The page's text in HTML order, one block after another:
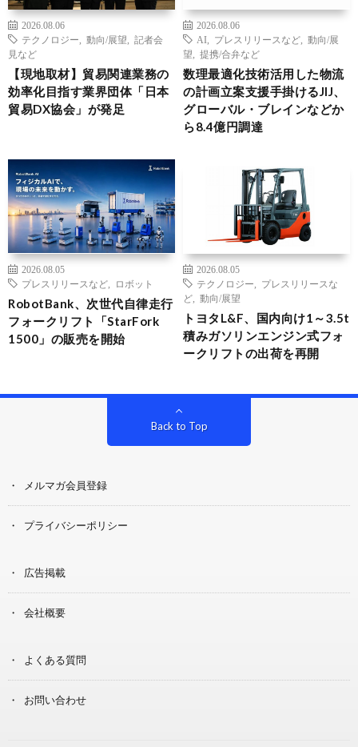
2026.08.06
テクノロジー
動向/展望
記者会
見など
【現地取材】貿易関連業務の
効率化目指す業界団体「日本
貿易DX協会」が発足
2026.08.06
AI
プレスリリースなど
動向/展
望
提携/合弁など
数理最適化技術活用した物流
の計画立案支援手掛けるJIJ、
グローバル・ブレインなどか
ら8.4億円調達
2026.08.05
プレスリリースなど
ロボット
RobotBank、次世代自律走行
フォークリフト「StarFork
1500」の販売を開始
2026.08.05
テクノロジー
プレスリリースな
ど
動向/展望
トヨタL&F、国内向け1～3.5t
積みガソリンエンジン式フォ
ークリフトの出荷を再開
Back to Top
メルマガ会員登録
プライバシーポリシー
広告掲載
会社概要
よくある質問
お問い合わせ